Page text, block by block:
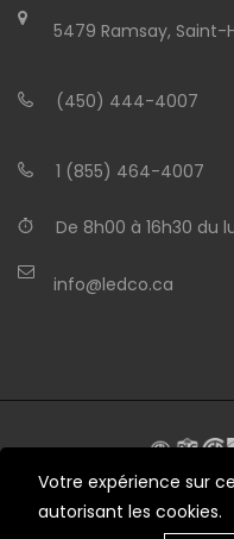
5479 Ramsay, Saint-
(450) 444-4007
1 (855) 464-4007
De 8h00 à 16h30 du
info@ledco.ca
Votre expérience sur
autorisant les cookies.